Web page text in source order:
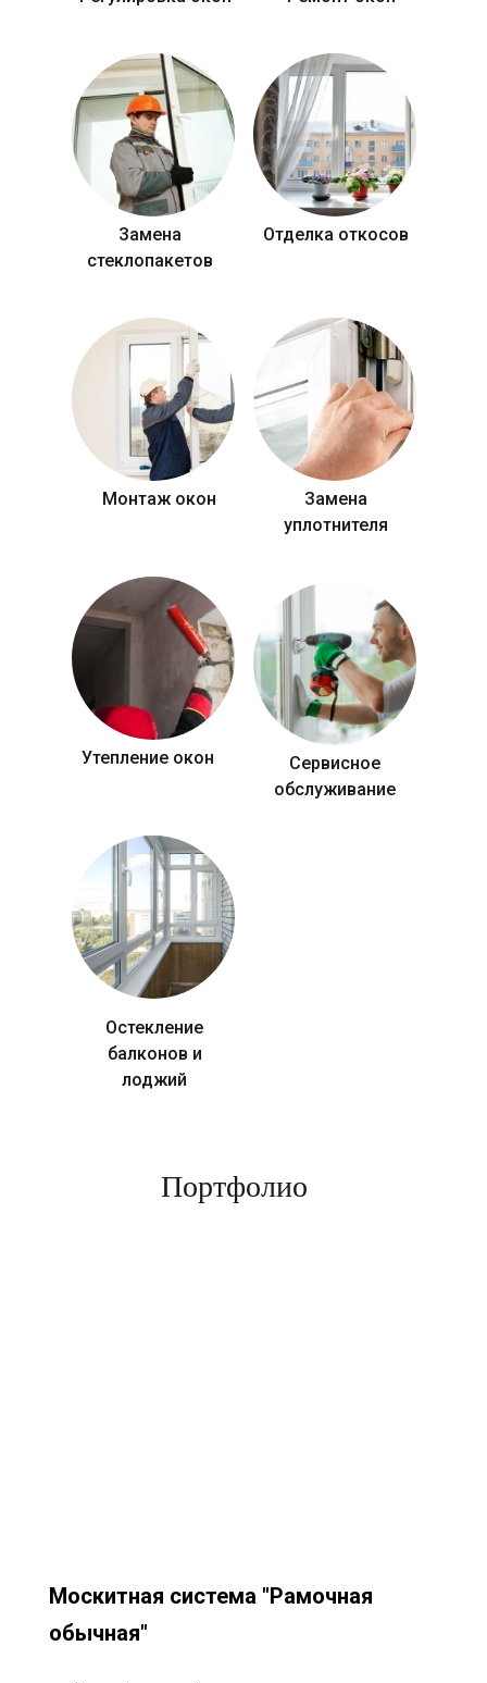
Замена
стеклопакетов
Отделка откосов
Монтаж окон
Замена
уплотнителя
Утепление окон
Сервисное
обслуживание
Остекление
балконов и
лоджий
Портфолио
Москитная система "Рамочная
обычная"